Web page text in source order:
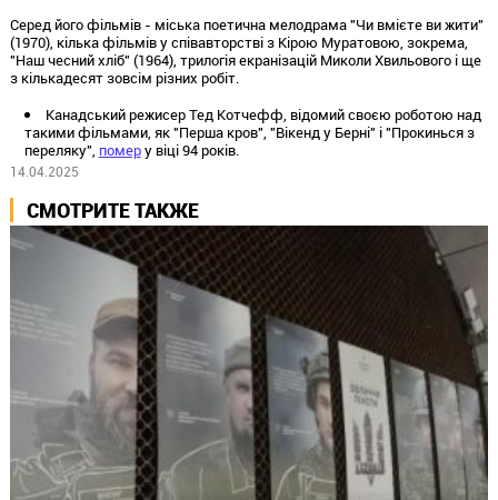
Серед його фільмів - міська поетична мелодрама "Чи вмієте ви жити"
(1970), кілька фільмів у співавторстві з Кірою Муратовою, зокрема,
"Наш чесний хліб" (1964), трилогія екранізацій Миколи Хвильового і ще
з кількадесят зовсім різних робіт.
Канадський режисер Тед Котчефф, відомий своєю роботою над
такими фільмами, як "Перша кров", "Вікенд у Берні" і "Прокинься з
переляку", померу віці 94 років.
14.04.2025
СМОТРИТЕ ТАКЖЕ